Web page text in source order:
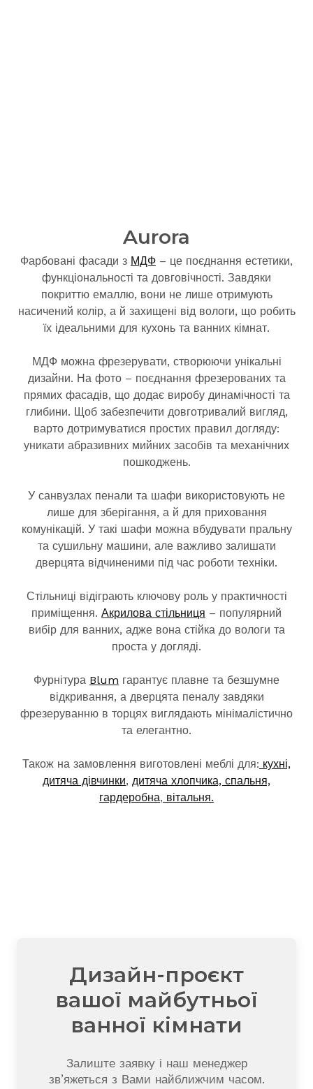
Aurora
Фарбовані фасади з МДФ – це поєднання естетики,
функціональності та довговічності. Завдяки
покриттю емаллю, вони не лише отримують
насичений колір, а й захищені від вологи, що робить
їх ідеальними для кухонь та ванних кімнат.
МДФ можна фрезерувати, створюючи унікальні
дизайни. На фото – поєднання фрезерованих та
прямих фасадів, що додає виробу динамічності та
глибини. Щоб забезпечити довготривалий вигляд,
варто дотримуватися простих правил догляду:
уникати абразивних мийних засобів та механічних
пошкоджень.
У санвузлах пенали та шафи використовують не
лише для зберігання, а й для приховання
комунікацій. У такі шафи можна вбудувати пральну
та сушильну машини, але важливо залишати
дверцята відчиненими під час роботи техніки.
Стільниці відіграють ключову роль у практичності
приміщення. Акрилова стільниця – популярний
вибір для ванних, адже вона стійка до вологи та
проста у догляді.
Фурнітура Blum гарантує плавне та безшумне
відкривання, а дверцята пеналу завдяки
фрезеруванню в торцях виглядають мінімалістично
та елегантно.
Також на замовлення виготовлені меблі для: кухні,
дитяча дівчинки, дитяча хлопчика, спальня,
гардеробна, вітальня.
Дизайн-проєкт
вашої майбутньої
ванної кімнати
Залиште заявку і наш менеджер
зв’яжеться з Вами найближчим часом.